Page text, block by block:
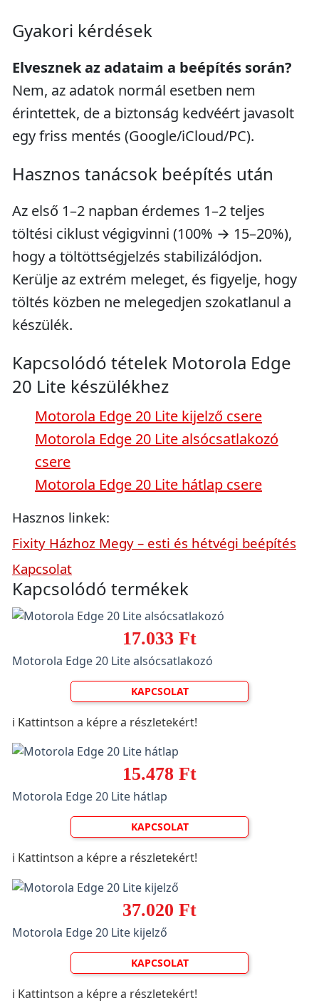
Gyakori kérdések
Elvesznek az adataim a beépítés során?
Nem, az adatok normál esetben nem
érintettek, de a biztonság kedvéért javasolt
egy friss mentés (Google/iCloud/PC).
Hasznos tanácsok beépítés után
Az első 1–2 napban érdemes 1–2 teljes
töltési ciklust végigvinni (100% → 15–20%),
hogy a töltöttségjelzés stabilizálódjon.
Kerülje az extrém meleget, és figyelje, hogy
töltés közben ne melegedjen szokatlanul a
készülék.
Kapcsolódó tételek Motorola Edge
20 Lite készülékhez
Motorola Edge 20 Lite kijelző csere
Motorola Edge 20 Lite alsócsatlakozó
csere
Motorola Edge 20 Lite hátlap csere
Hasznos linkek:
Fixity Házhoz Megy – esti és hétvégi beépítés
Kapcsolat
Kapcsolódó termékek
17.033 Ft
Motorola Edge 20 Lite alsócsatlakozó
KAPCSOLAT
ℹ️ Kattintson a képre a részletekért!
15.478 Ft
Motorola Edge 20 Lite hátlap
KAPCSOLAT
ℹ️ Kattintson a képre a részletekért!
37.020 Ft
Motorola Edge 20 Lite kijelző
KAPCSOLAT
ℹ️ Kattintson a képre a részletekért!